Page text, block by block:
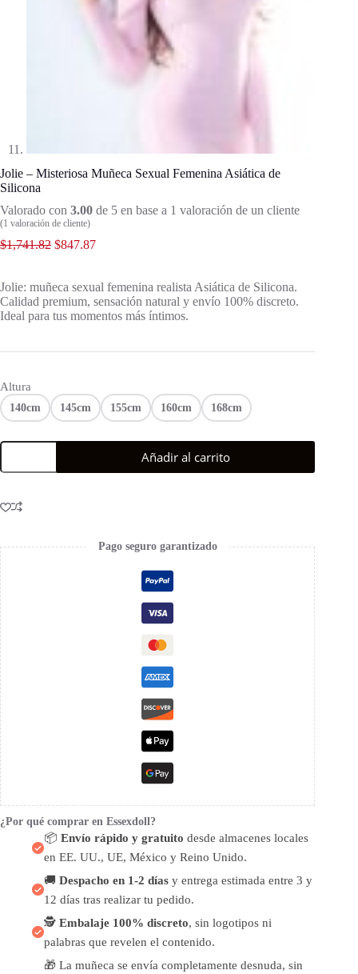
Jolie – Misteriosa Muñeca Sexual Femenina Asiática de
Silicona
Valorado con 3.00 de 5 en base a 1 valoración de un cliente
(1 valoración de cliente)
$1,741.82 $847.87
Jolie: muñeca sexual femenina realista Asiática de Silicona.
Calidad premium, sensación natural y envío 100% discreto.
Ideal para tus momentos más íntimos.
Altura
140cm 145cm 155cm 160cm 168cm
Añadir al carrito
Pago seguro garantizado
¿Por qué comprar en Essexdoll?
📦 Envío rápido y gratuito desde almacenes locales
en EE. UU., UE, México y Reino Unido.
🚚 Despacho en 1-2 días y entrega estimada entre 3 y
12 días tras realizar tu pedido.
🕵️ Embalaje 100% discreto, sin logotipos ni
palabras que revelen el contenido.
🎁 La muñeca se envía completamente desnuda, sin